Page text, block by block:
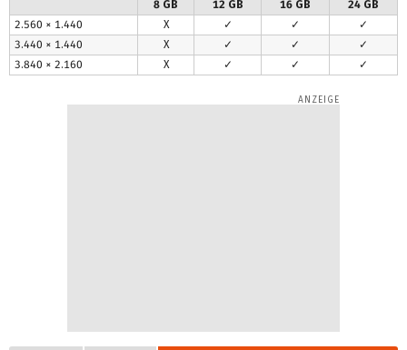
8 GB 12 GB 16 GB
24 GB
2.560 × 1.440
X ✓ ✓
✓
3.440 × 1.440
X ✓ ✓
✓
3.840 × 2.160
X ✓ ✓ ✓